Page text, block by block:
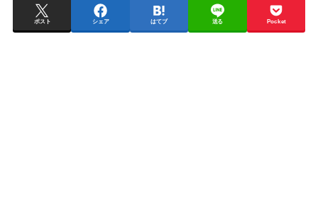
ポスト シェア はてブ 送る Pocket